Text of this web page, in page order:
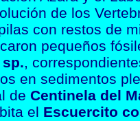
de los
con restos de
pequeños
,
en sedimentos
de Centinela del
el Escuercito